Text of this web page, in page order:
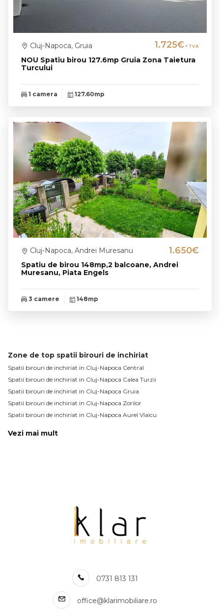
NOU Spatiu birou 127.6mp Gruia Zona Taietura
Turcului
Cluj-Napoca, Gruia 1.725€+ TVA
1 camera 127.60mp
Spatiu de birou 148mp,2 balcoane, Andrei
Muresanu, Piata Engels
Cluj-Napoca, Andrei Muresanu 1.650€
3 camere 148mp
Zone de top spatii birouri de inchiriat
Spatii birouri de inchiriat in Cluj-Napoca Central
Spatii birouri de inchiriat in Cluj-Napoca Calea Turzii
Spatii birouri de inchiriat in Cluj-Napoca Gruia
Spatii birouri de inchiriat in Cluj-Napoca Zorilor
Spatii birouri de inchiriat in Cluj-Napoca Aurel Vlaicu
Spatii birouri de inchiriat 2 camere
Spatii birouri de inchiriat 3 camere
Spatii birouri de inchiriat 4 camere
Apartamente de inchiriat in Cluj-Napoca
Apartamente de inchiriat in Cluj-Napoca Central
Apartamente de inchiriat in Cluj-Napoca Zorilor
Apartamente de inchiriat in Cluj-Napoca Gheorgheni
Vezi mai mult
0731 813 131
office@klarimobiliare.ro